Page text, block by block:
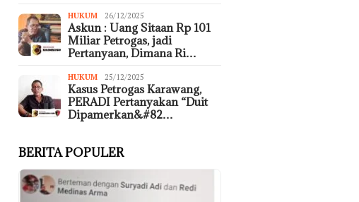
HUKUM 26/12/2025
Askun : Uang Sitaan Rp 101
Miliar Petrogas, jadi
Pertanyaan, Dimana Ri…
HUKUM 25/12/2025
Kasus Petrogas Karawang,
PERADI Pertanyakan “Duit
Dipamerkan&#82…
BERITA POPULER